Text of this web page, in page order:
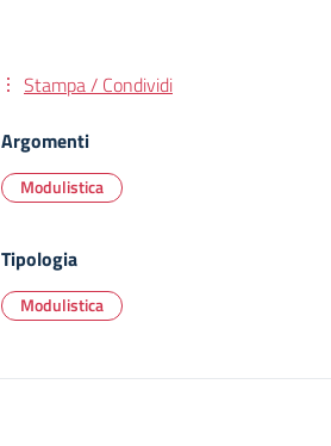
Stampa / Condividi
Argomenti
Modulistica
Tipologia
Modulistica